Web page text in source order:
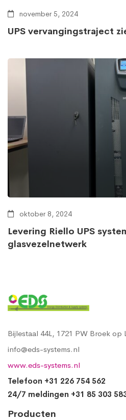
november 5, 2024
UPS vervangingstraject
oktober 8, 2024
Levering Riello UPS
glasvezelnetwerk
Bijlestaal 44L, 1721 PW Broek op
info@eds-systems.nl
www.eds-systems.nl
Telefoon +31 226 754 562
24/7 meldingen +31 85 303
Producten